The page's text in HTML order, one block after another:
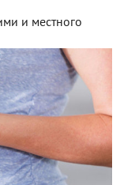
и местного